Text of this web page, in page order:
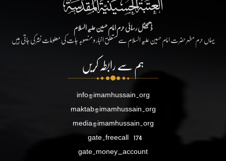
ڈیجیٹل رسائی حرم امام حسین علیہ السلام
یہاں حرم مطہر حضرت امام حسین علیہ السلام سے متعلق اخبار و منصوبہ جات کی معلومات نشر کی جاتی ہیں
ہم سے رابطہ کریں
info@imamhussain.org
maktab@imamhussain.org
media@imamhussain.org
gate.freecall 174
gate.money_account